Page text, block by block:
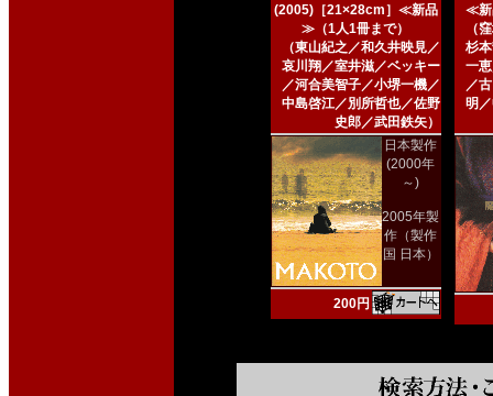
(2005)［21×28cm］≪新品
≫（1人1冊まで）
（東山紀之／和久井映見／
哀川翔／室井滋／ベッキー
／河合美智子／小堺一機／
中島啓江／別所哲也／佐野
史郎／武田鉄矢）
日本製作
(2000年
～)
2005年製
作（製作
国 日本）
200円
≪新
（
杉
一
／
明